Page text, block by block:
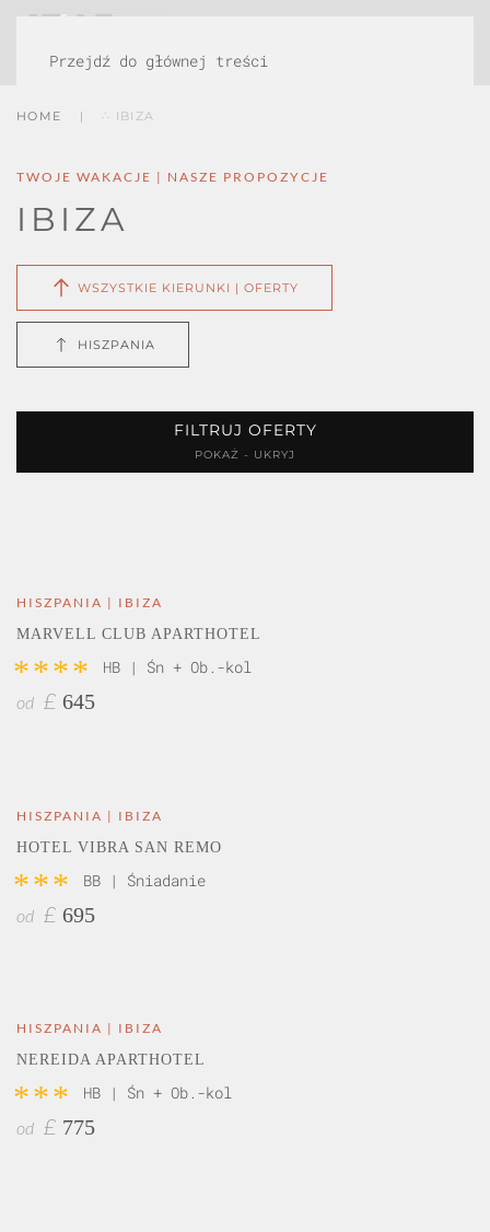
Przejdź do głównej treści
HOME ∴ IBIZA
TWOJE WAKACJE | NASZE PROPOZYCJE
IBIZA
WSZYSTKIE KIERUNKI | OFERTY
HISZPANIA
FILTRUJ OFERTY
POKAŻ - UKRYJ
HISZPANIA | IBIZA
MARVELL CLUB APARTHOTEL
**** HB | Śn + Ob.-kol
od £ 645
HISZPANIA | IBIZA
HOTEL VIBRA SAN REMO
*** BB | Śniadanie
od £ 695
HISZPANIA | IBIZA
NEREIDA APARTHOTEL
*** HB | Śn + Ob.-kol
od £ 775